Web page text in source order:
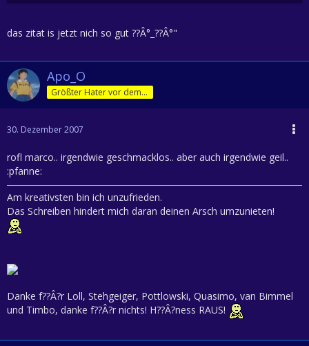
das zitat is jetzt nich so gut ??Â°_??Â°"
Apo_O
Größter Hater vor dem Herrn
30. Dezember 2007
rofl marco.. irgendwie geschmacklos.. aber auch irgendwie geil..
:pfanne:
Am kreativsten bin ich unzufrieden.
Das Schreiben hindert mich daran deinen Arsch umzunieten!
Danke f??Â?r Loll, Stehgeiger, Pottlowski, Quasimo, van Bimmel
und Timbo, danke f??Â?r nichts! H??Â?ness RAUS!